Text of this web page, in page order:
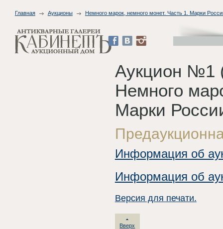
Главная Аукционы Немного марок, немного монет. Часть 1. Марки
Аукцион №1
Немного
Марки
Информация об
Информация об
Версия для печати.
Вверх